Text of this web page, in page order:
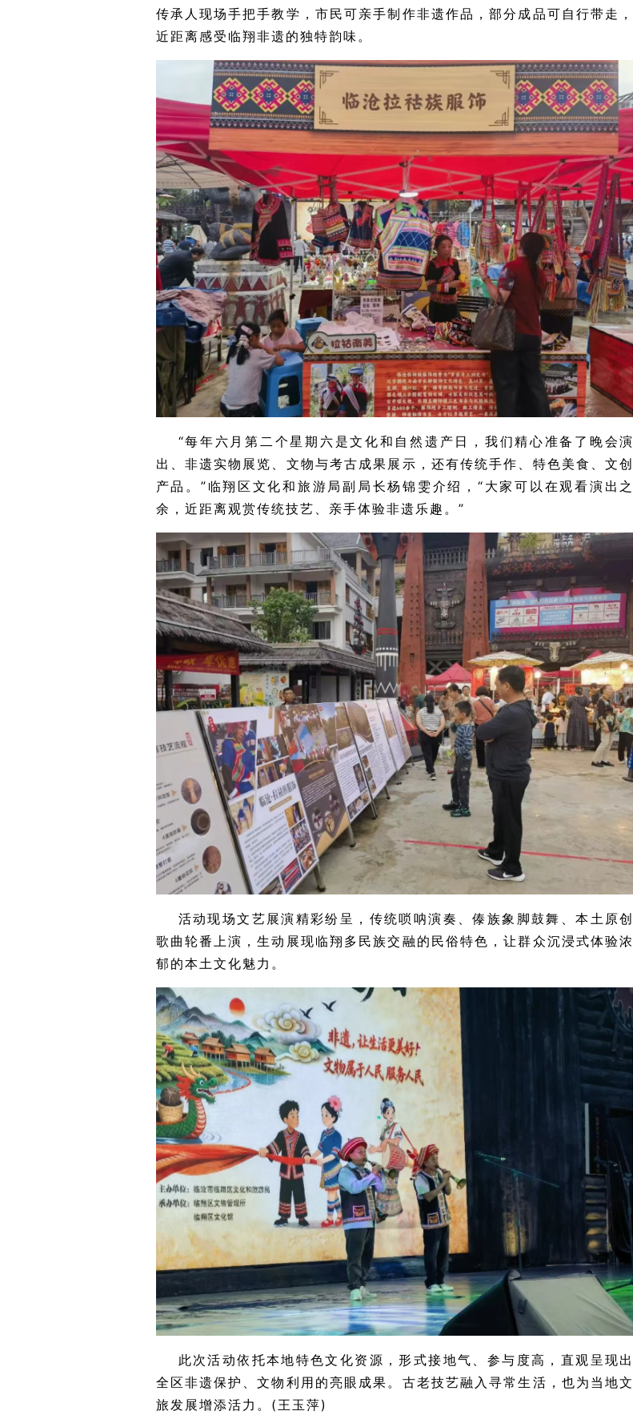
传承人现场手把手教学，市民可亲手制作非遗作品，部分成品可自行带走，
近距离感受临翔非遗的独特韵味。
“每年六月第二个星期六是文化和自然遗产日，我们精心准备了晚会演
出、非遗实物展览、文物与考古成果展示，还有传统手作、特色美食、文创
产品。”临翔区文化和旅游局副局长杨锦雯介绍，“大家可以在观看演出之
余，近距离观赏传统技艺、亲手体验非遗乐趣。”
活动现场文艺展演精彩纷呈，传统唢呐演奏、傣族象脚鼓舞 、本土原创
歌曲轮番上演，生动展现临翔多民族交融的民俗特色，让群众沉浸式体验浓
郁的本土文化魅力。
此次活动依托本地特色文化资源，形式接地气、参与度高，直观呈现出
全区非遗保护、文物利用的亮眼成果。古老技艺融入寻常生活，也为当地文
旅发展增添活力。(王玉萍)